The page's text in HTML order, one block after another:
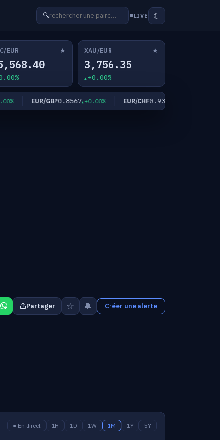
🔍 LIVE ☾
EUR ★ XAU/EUR ★
3,756.35
+0.00%
EUR/GBP0.8567 +0.00% EUR/CHF0.9339
Partager ☆ 🔔 Créer une alerte
● En direct 1H 1D 1W 1M 1Y 5Y